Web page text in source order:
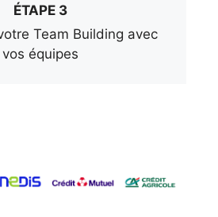
ÉTAPE 3
Team Building avec
vos équipes